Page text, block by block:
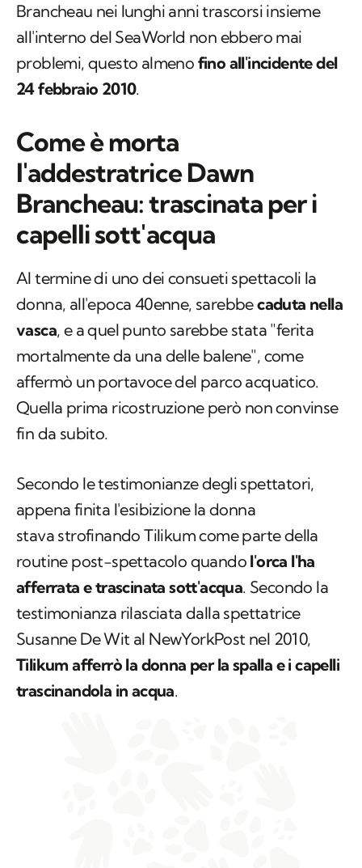
Brancheau nei lunghi anni trascorsi insieme
all'interno del SeaWorld non ebbero mai
problemi, questo almeno fino all'incidente del
24 febbraio 2010.
Come è morta
l'addestratrice Dawn
Brancheau: trascinata per i
capelli sott'acqua
Al termine di uno dei consueti spettacoli la
donna, all'epoca 40enne, sarebbecaduta nella
vasca, e a quel punto sarebbe stata "ferita
mortalmente da una delle balene", come
affermò un portavoce del parco acquatico.
Quella prima ricostruzione però non convinse
fin da subito.
Secondo le testimonianze degli spettatori,
appena finita l'esibizione la donna
stava strofinando Tilikum come parte della
routine post-spettacolo quando l'orca l'ha
afferrata e trascinata sott'acqua. Secondo la
testimonianza rilasciata dalla spettatrice
Susanne De Wit al NewYorkPost nel 2010,
Tilikum afferrò la donna per la spalla e i capelli
trascinandola in acqua.